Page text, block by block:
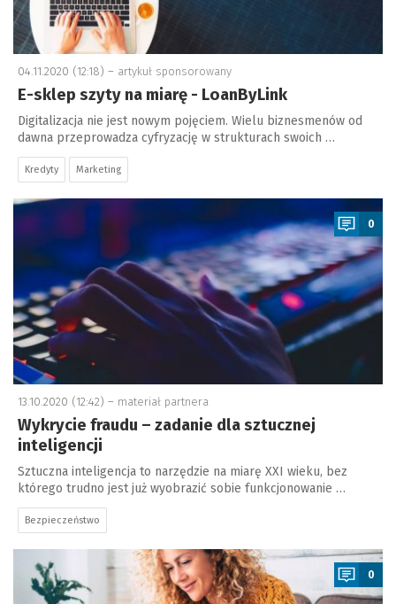
04.11.2020 (12:18) – artykuł sponsorowany
E-sklep szyty na miarę - LoanByLink
Digitalizacja nie jest nowym pojęciem. Wielu biznesmenów od
dawna przeprowadza cyfryzację w strukturach swoich …
Kredyty Marketing
a
0
13.10.2020 (12:42) – materiał partnera
Wykrycie fraudu – zadanie dla sztucznej
inteligencji
Sztuczna inteligencja to narzędzie na miarę XXI wieku, bez
którego trudno jest już wyobrazić sobie funkcjonowanie …
Bezpieczeństwo
a
0